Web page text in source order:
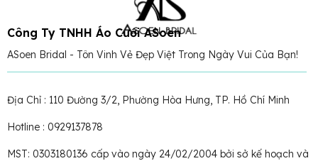
Công Ty TNHH Áo Cưới ASoen
ASoen Bridal - Tôn Vinh Vẻ Đẹp Việt Trong Ngày Vui Của Bạn!
Địa Chỉ : 110 Đường 3/2, Phường Hòa Hưng, TP. Hồ Chí Minh
Hotline : 0929137878
MST: 0303180136 cấp vào ngày 24/02/2004 bởi sở kế hoạch và